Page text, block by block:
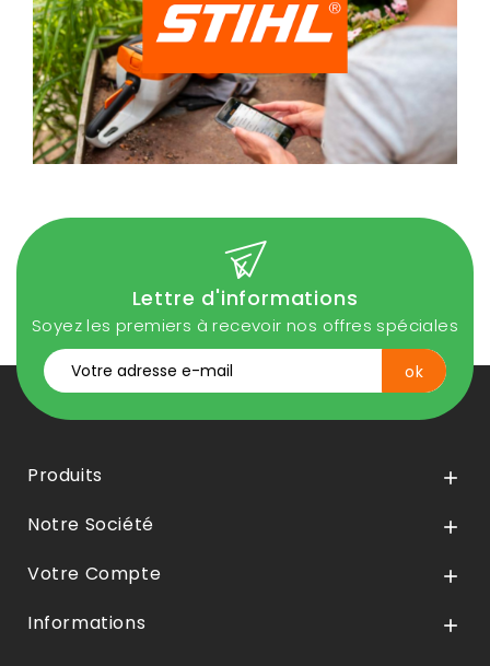
Lettre d'informations
Soyez les premiers à recevoir nos offres spéciales
Produits 
Notre Société 
Votre Compte 
Informations 